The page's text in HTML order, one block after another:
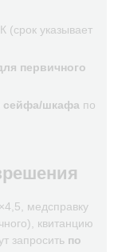
(срок указывает
первичного
сейфа/шкафа по
медсправку
квитанцию
запросить по